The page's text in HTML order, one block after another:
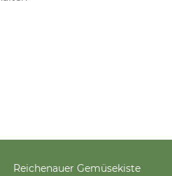
Reichenauer Gemüsekiste